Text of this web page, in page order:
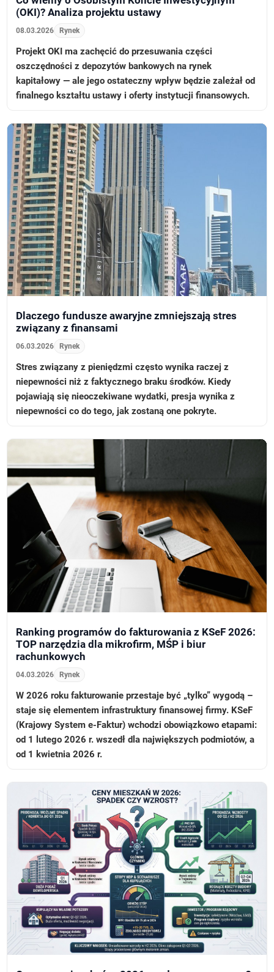
(OKI)? Analiza projektu ustawy
08.03.2026 Rynek
Projekt OKI ma zachęcić do przesuwania części
oszczędności z depozytów bankowych na rynek
kapitałowy — ale jego ostateczny wpływ będzie zależał od
finalnego kształtu ustawy i oferty instytucji finansowych.
Dlaczego fundusze awaryjne zmniejszają stres
związany z finansami
06.03.2026 Rynek
Stres związany z pieniędzmi często wynika raczej z
niepewności niż z faktycznego braku środków. Kiedy
pojawiają się nieoczekiwane wydatki, presja wynika z
niepewności co do tego, jak zostaną one pokryte.
Ranking programów do fakturowania z KSeF 2026:
TOP narzędzia dla mikrofirm, MŚP i biur
rachunkowych
04.03.2026 Rynek
W 2026 roku fakturowanie przestaje być „tylko” wygodą –
staje się elementem infrastruktury finansowej firmy. KSeF
(Krajowy System e-Faktur) wchodzi obowiązkowo etapami:
od 1 lutego 2026 r. wszedł dla największych podmiotów, a
od 1 kwietnia 2026 r.